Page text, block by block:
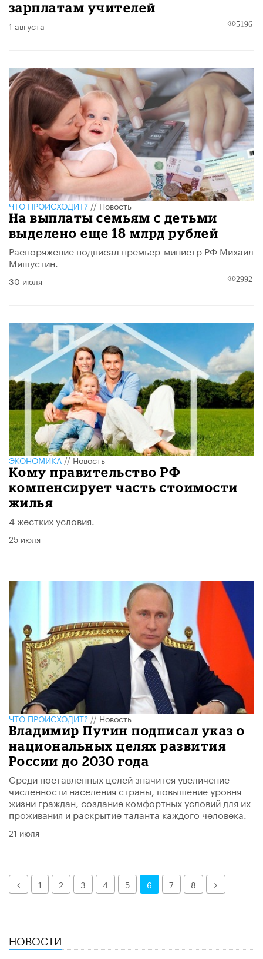
зарплатам учителей
1 августа 5196
ЧТО ПРОИСХОДИТ?//Новость
На выплаты семьям с детьми
выделено еще 18 млрд рублей
Распоряжение подписал премьер-министр РФ Михаил
Мишустин.
30 июля 2992
ЭКОНОМИКА//Новость
Кому правительство РФ
компенсирует часть стоимости
жилья
4 жестких условия.
25 июля
ЧТО ПРОИСХОДИТ?//Новость
Владимир Путин подписал указ о
национальных целях развития
России до 2030 года
Среди поставленных целей значится увеличение
численности населения страны, повышение уровня
жизни граждан, создание комфортных условий для их
проживания и раскрытие таланта каждого человека.
21 июля
Назад1 2 3 4 5 6 7 8 Далее
НОВОСТИ